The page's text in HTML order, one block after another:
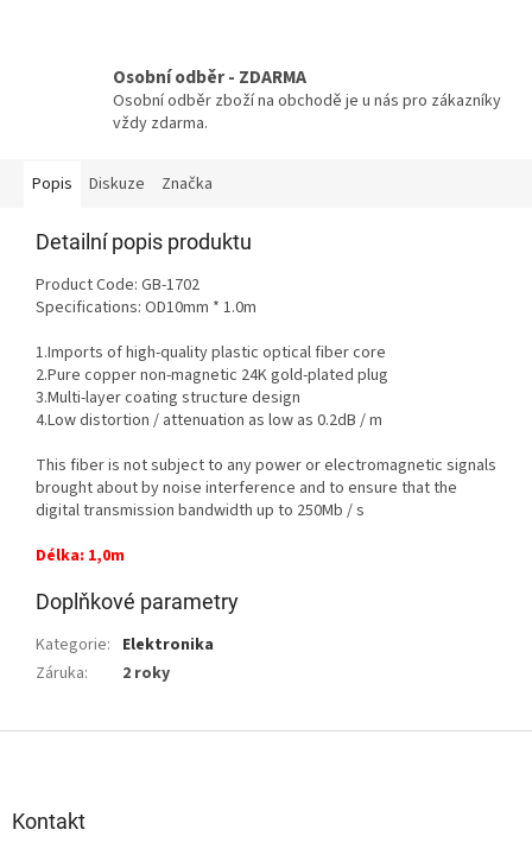
Osobní odběr - ZDARMA
Osobní odběr zboží na obchodě je u nás pro zákazníky
vždy zdarma.
Popis Diskuze Značka
Detailní popis produktu
Product Code: GB-1702
Specifications: OD10mm * 1.0m
1.Imports of high-quality plastic optical fiber core
2.Pure copper non-magnetic 24K gold-plated plug
3.Multi-layer coating structure design
4.Low distortion / attenuation as low as 0.2dB / m
This fiber is not subject to any power or electromagnetic signals
brought about by noise interference and to ensure that the
digital transmission bandwidth up to 250Mb / s
Délka: 1,0m
Doplňkové parametry
Kategorie: Elektronika
Záruka: 2 roky
Kontakt